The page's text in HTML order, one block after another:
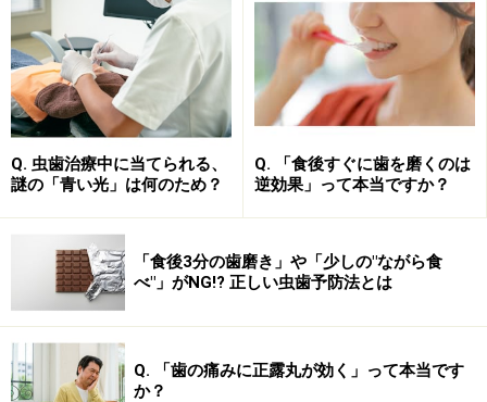
■打撲など機械的刺激の影響
口元を強く打ち付けたり、物がぶつかったりして、歯に
強い衝撃が加わったりすると、その時は痛みが落ち着い
たとしても、しばらくしてから神経が死ぬことがありま
す。
歯の神経が機能しなくなると、歯自体の痛みは感じなく
なるので、自覚症状がなくなります。しかし、ほかの歯
に比べて、色が変色したように暗く、表面がくすんだよ
うになるなど、歯の神経を取った時と同じような色の変
化が起こってきます。
Q. 虫歯治療中に当てられる、
謎の「青い光」は何のため？
Q. 「食後すぐに歯を磨くのは
逆効果」って本当ですか？
「食後3分の歯磨き」や「少しの"ながら食
べ"」がNG!? 正しい虫歯予防法とは
Q. 「歯の痛みに正露丸が効く」って本当です
か？